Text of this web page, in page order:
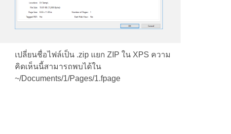
เปลี่ยนชื่อไฟล์เป็น .zip แยก ZIP ใน XPS ความ
คิดเห็นนี้สามารถพบได้ใน
~/Documents/1/Pages/1.fpage